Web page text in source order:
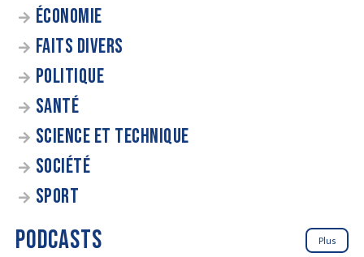
ÉCONOMIE
FAITS DIVERS
POLITIQUE
SANTÉ
SCIENCE ET TECHNIQUE
SOCIÉTÉ
SPORT
PODCASTS Plus